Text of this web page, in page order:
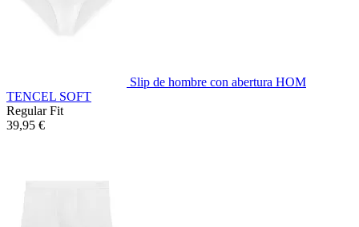
Slip de hombre con abertura HOM
TENCEL SOFT
Regular Fit
39,95 €